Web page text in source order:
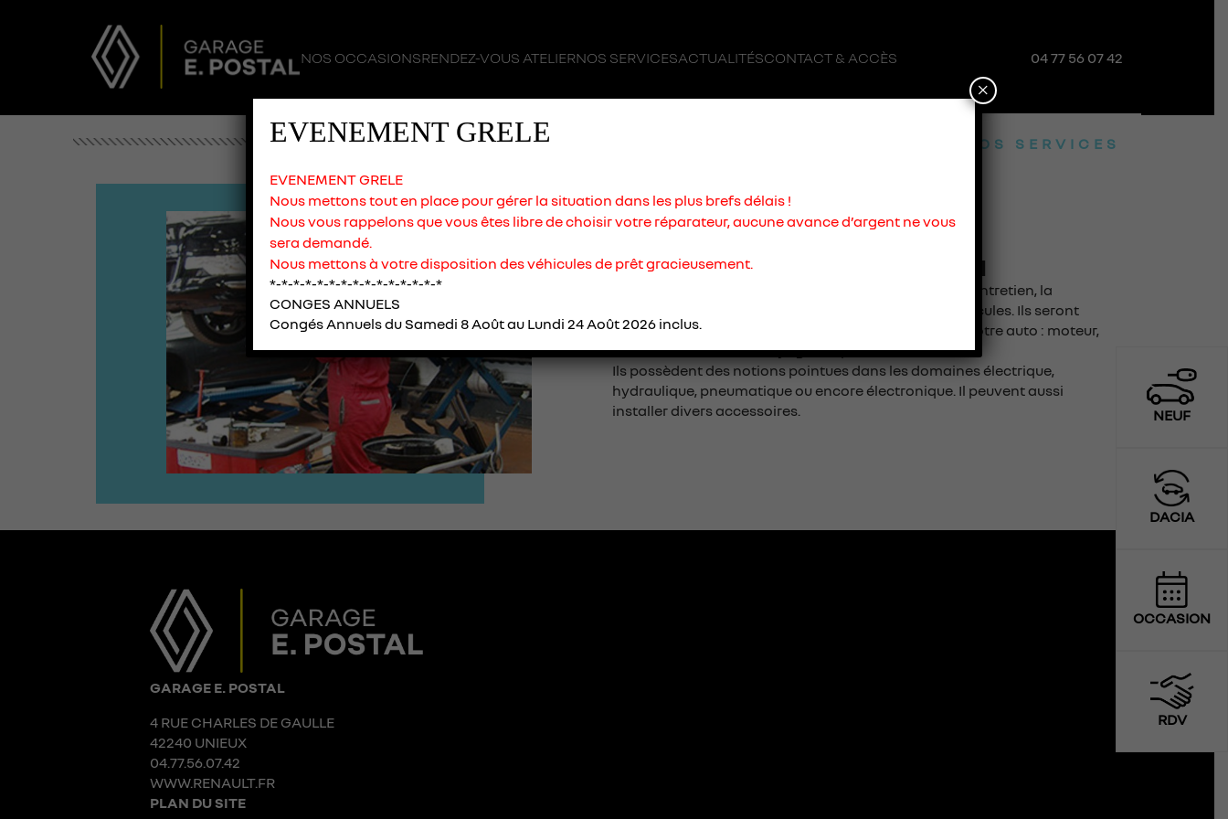
04 77 56 07 42
NOS OCCASIONSRENDEZ-VOUS ATELIERNOS SERVICESACTUALITÉSCONTACT & ACCÈS
NEUF
DACIA
OCCASION
RDV
NOS SERVICES
MÉCANIQUE / RÉPARATION
Nos mécaniciens sont des techniciens qui assurent l’entretien, la
maintenance la réparation et le réglage de votre véhicules. Ils seront
responsables des organes mécaniques constituant votre auto : moteur,
boîte de vitesses, embrayage, suspension, direction...
Ils possèdent des notions pointues dans les domaines électrique,
hydraulique, pneumatique ou encore électronique. Il peuvent aussi
installer divers accessoires.
GARAGE E. POSTAL
4 RUE CHARLES DE GAULLE
42240 UNIEUX
04.77.56.07.42
WWW.RENAULT.FR
PLAN DU SITE
EVENEMENT GRELE
EVENEMENT GRELE
Nous mettons tout en place pour gérer la situation dans les plus brefs délais !
Nous vous rappelons que vous êtes libre de choisir votre réparateur, aucune avance d’argent ne vous
sera demandé.
Nous mettons à votre disposition des véhicules de prêt gracieusement.
*-*-*-*-*-*-*-*-*-*-*-*-*-*-*
CONGES ANNUELS
Congés Annuels du Samedi 8 Août au Lundi 24 Août 2026 inclus.
×